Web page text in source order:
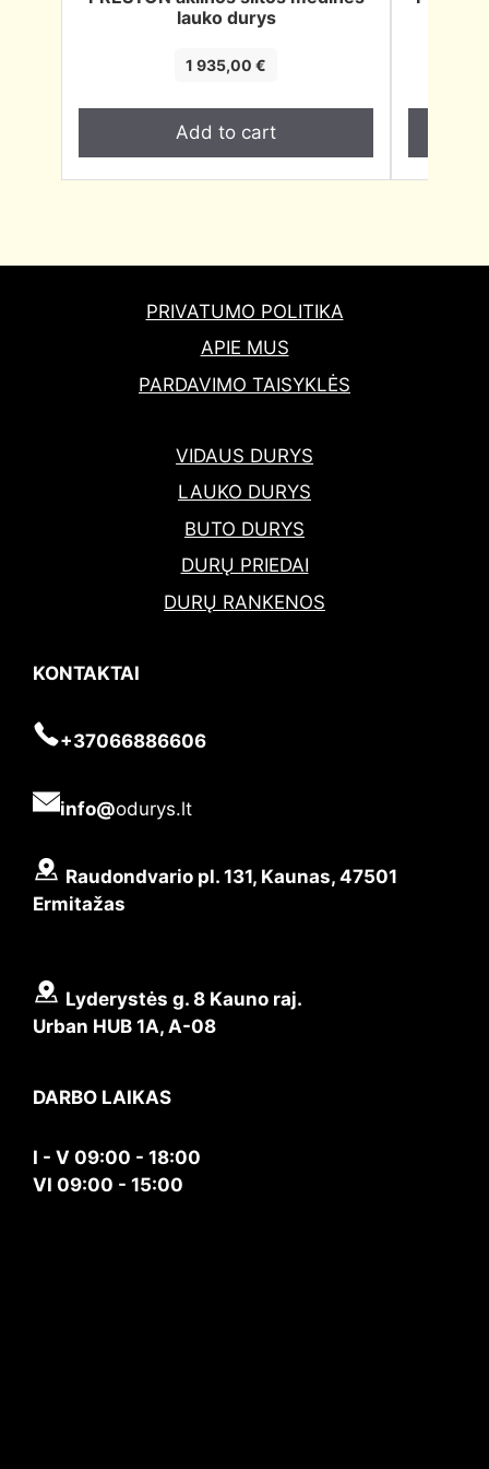
lauko durys
1 935,00€
Add to cart
PRIVATUMO POLITIKA
APIE MUS
PARDAVIMO TAISYKLĖS
VIDAUS DURYS
LAUKO DURYS
BUTO DURYS
DURŲ PRIEDAI
DURŲ RANKENOS
KONTAKTAI
+37066886606
info@odurys.lt
Raudondvario pl. 131, Kaunas, 47501
Ermitažas
Lyderystės g. 8 Kauno raj.
Urban HUB 1A, A-08
DARBO LAIKAS
I - V 09:00 - 18:00
VI 09:00 - 15:00